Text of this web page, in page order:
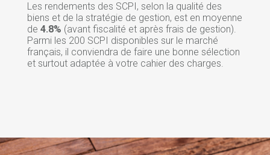
Les rendements des SCPI, selon la qualité des
biens et de la stratégie de gestion, est en moyenne
de 4.8% (avant fiscalité et après frais de gestion).
Parmi les 200 SCPI disponibles sur le marché
français, il conviendra de faire une bonne sélection
et surtout adaptée à votre cahier des charges.